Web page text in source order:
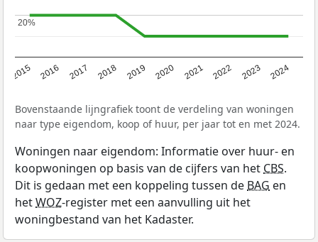
2015 2016 2017 2018 2019 2020 2021 2022 2023 2024
20%
20%
Bovenstaande lijngrafiek toont de verdeling van woningen
naar type eigendom, koop of huur, per jaar tot en met 2024.
Woningen naar eigendom: Informatie over huur- en
koopwoningen op basis van de cijfers van het CBS.
Dit is gedaan met een koppeling tussen de BAG en
hetWOZ-register met een aanvulling uit het
woningbestand van het Kadaster.